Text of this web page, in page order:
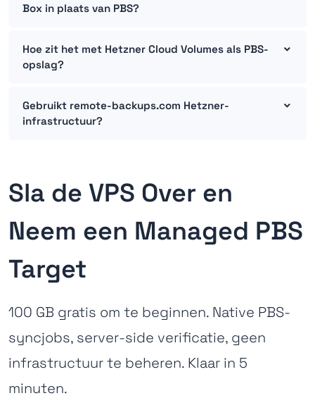
Box in plaats van PBS?
Hoe zit het met Hetzner Cloud Volumes als PBS-
opslag?
Gebruikt remote-backups.com Hetzner-
infrastructuur?
Sla de VPS Over en
Neem een Managed PBS
Target
100 GB gratis om te beginnen. Native PBS-
syncjobs, server-side verificatie, geen
infrastructuur te beheren. Klaar in 5
minuten.